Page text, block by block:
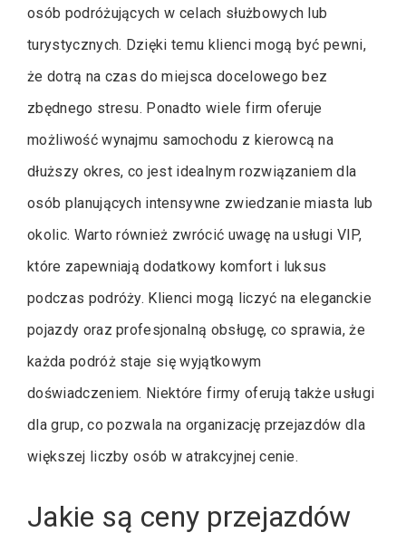
osób podróżujących w celach służbowych lub
turystycznych. Dzięki temu klienci mogą być pewni,
że dotrą na czas do miejsca docelowego bez
zbędnego stresu. Ponadto wiele firm oferuje
możliwość wynajmu samochodu z kierowcą na
dłuższy okres, co jest idealnym rozwiązaniem dla
osób planujących intensywne zwiedzanie miasta lub
okolic. Warto również zwrócić uwagę na usługi VIP,
które zapewniają dodatkowy komfort i luksus
podczas podróży. Klienci mogą liczyć na eleganckie
pojazdy oraz profesjonalną obsługę, co sprawia, że
każda podróż staje się wyjątkowym
doświadczeniem. Niektóre firmy oferują także usługi
dla grup, co pozwala na organizację przejazdów dla
większej liczby osób w atrakcyjnej cenie.
Jakie są ceny przejazdów